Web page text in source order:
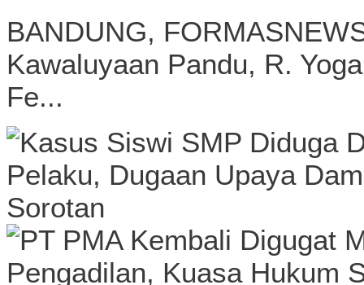
BANDUNG,
Kawaluyaan Pandu, R.
Fe...